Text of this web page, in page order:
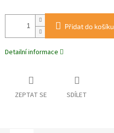
Přidat do košíku
Detailní informace
ZEPTAT SE SDÍLET